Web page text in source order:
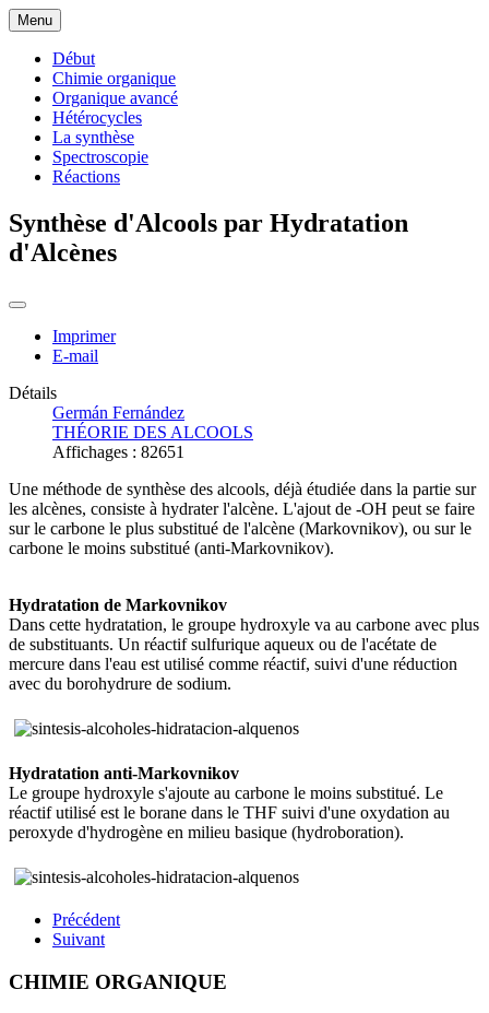
Menu
Début
Chimie organique
Organique avancé
Hétérocycles
La synthèse
Spectroscopie
Réactions
Synthèse d'Alcools par Hydratation
d'Alcènes
Imprimer
E-mail
Détails
Germán Fernández
THÉORIE DES ALCOOLS
Affichages : 82651
Une méthode de synthèse des alcools, déjà étudiée dans la partie sur
les alcènes, consiste à hydrater l'alcène. L'ajout de -OH peut se faire
sur le carbone le plus substitué de l'alcène (Markovnikov), ou sur le
carbone le moins substitué (anti-Markovnikov).
Hydratation de Markovnikov
Dans cette hydratation, le groupe hydroxyle va au carbone avec plus
de substituants. Un réactif sulfurique aqueux ou de l'acétate de
mercure dans l'eau est utilisé comme réactif, suivi d'une réduction
avec du borohydrure de sodium.
Hydratation anti-Markovnikov
Le groupe hydroxyle s'ajoute au carbone le moins substitué. Le
réactif utilisé est le borane dans le THF suivi d'une oxydation au
peroxyde d'hydrogène en milieu basique (hydroboration).
Précédent
Suivant
CHIMIE ORGANIQUE